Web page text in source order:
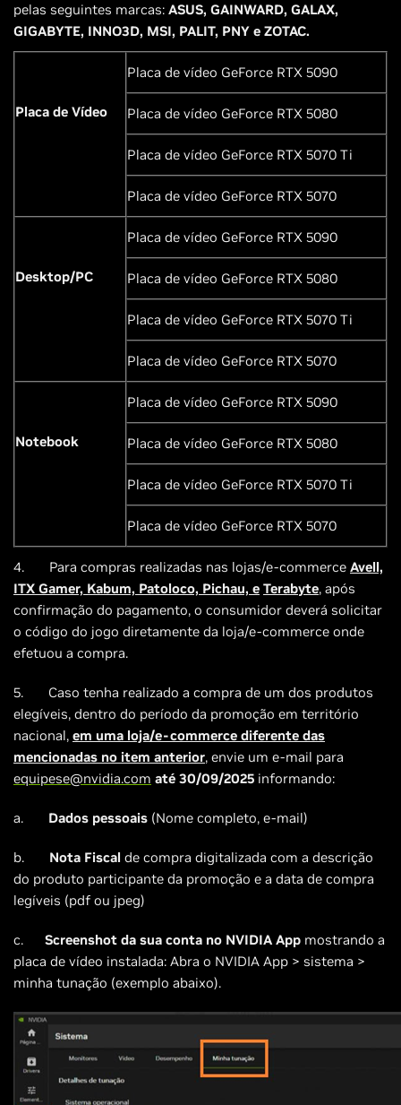
pelas seguintes marcas: ASUS, GAINWARD, GALAX,
GIGABYTE, INNO3D, MSI, PALIT, PNY e ZOTAC.
Placa de Vídeo
Placa de vídeo GeForce RTX 5090
Placa de vídeo GeForce RTX 5080
Placa de vídeo GeForce RTX 5070 Ti
Placa de vídeo GeForce RTX 5070
Desktop/PC
Placa de vídeo GeForce RTX 5090
Placa de vídeo GeForce RTX 5080
Placa de vídeo GeForce RTX 5070 Ti
Placa de vídeo GeForce RTX 5070
Notebook
Placa de vídeo GeForce RTX 5090
Placa de vídeo GeForce RTX 5080
Placa de vídeo GeForce RTX 5070 Ti
Placa de vídeo GeForce RTX 5070
4. Para compras realizadas nas lojas/e-commerce Avell,
ITX Gamer, Kabum, Patoloco, Pichau, e Terabyte, após
confirmação do pagamento, o consumidor deverá solicitar
o código do jogo diretamente da loja/e-commerce onde
efetuou a compra.
5. Caso tenha realizado a compra de um dos produtos
elegíveis, dentro do período da promoção em território
nacional, em uma loja/e-commerce diferente das
mencionadas no item anterior, envie um e-mail para
equipese@nvidia.com até 30/09/2025 informando:
a. Dados pessoais (Nome completo, e-mail)
b. Nota Fiscal de compra digitalizada com a descrição
do produto participante da promoção e a data de compra
legíveis (pdf ou jpeg)
c. Screenshot da sua conta no NVIDIA App mostrando a
placa de vídeo instalada: Abra o NVIDIA App > sistema >
minha tunação (exemplo abaixo).